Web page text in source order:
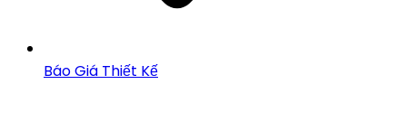
Báo Giá Thiết Kế